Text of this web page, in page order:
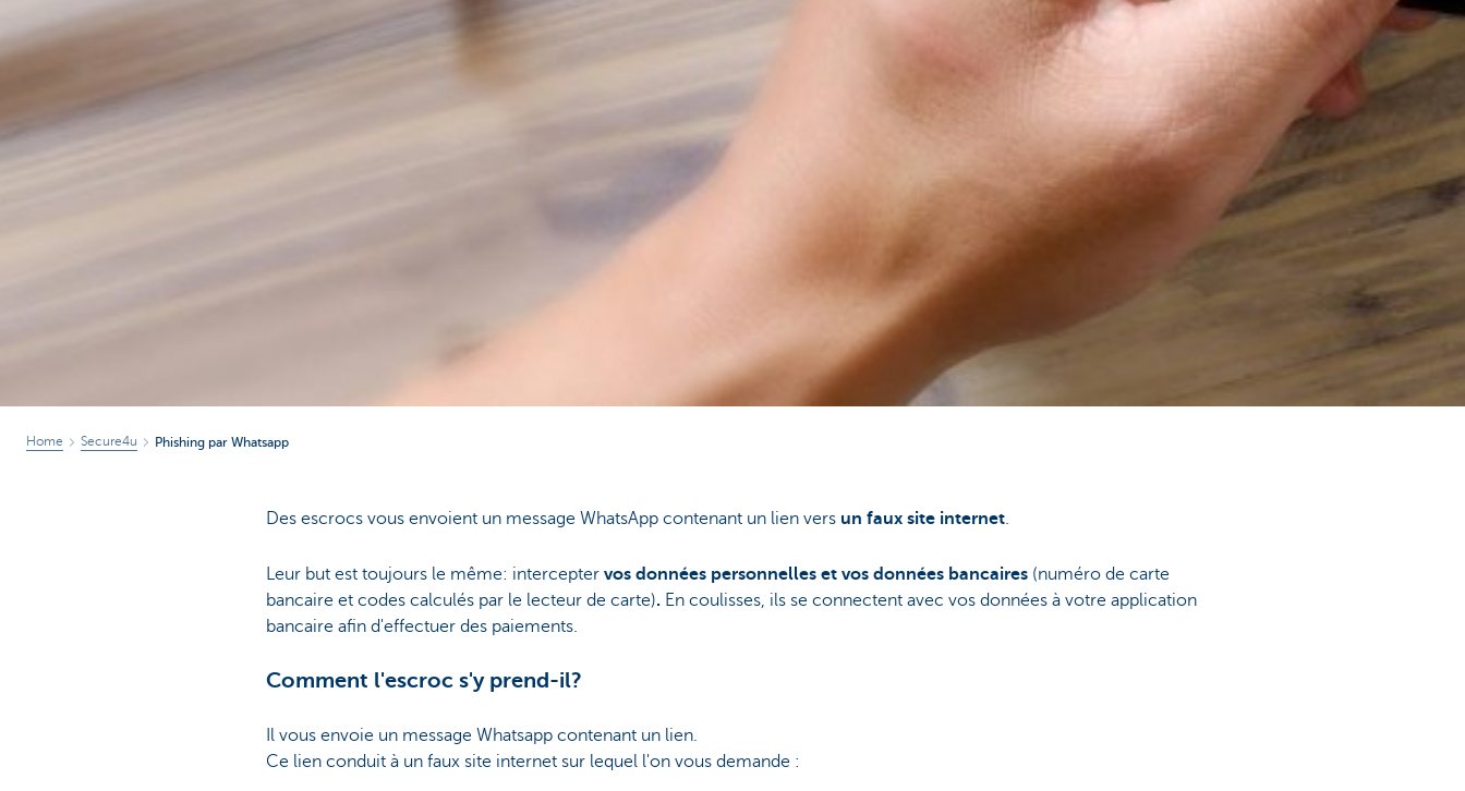
Home Secure4u Phishing par Whatsapp
Des escrocs vous envoient un message WhatsApp contenant un lien vers un faux site internet.
Leur but est toujours le même: intercepter vos données personnelles et vos données bancaires (numéro de carte
bancaire et codes calculés par le lecteur de carte). En coulisses, ils se connectent avec vos données à votre application
bancaire afin d'effectuer des paiements.
Comment l'escroc s'y prend-il?
Il vous envoie un message Whatsapp contenant un lien.
Ce lien conduit à un faux site internet sur lequel l'on vous demande :